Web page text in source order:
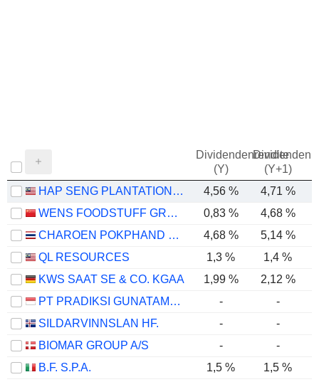
Dividendenrendite
(Y)
(Y+1)
HAP SENG PLANTATIONS HOLDINGS 4,56 % 4,71 %
WENS FOODSTUFF GROUP CO., LTD.
0,83 % 4,68 %
CHAROEN POKPHAND FOODS
4,68 %
5,14 %
QL RESOURCES
1,3 % 1,4 %
KWS SAAT SE & CO. KGAA
1,99 % 2,12 %
PT PRADIKSI GUNATAMA TBK
-
-
SILDARVINNSLAN HF.
-
-
BIOMAR GROUP A/S
-
-
B.F. S.P.A.
1,5 % 1,5 %